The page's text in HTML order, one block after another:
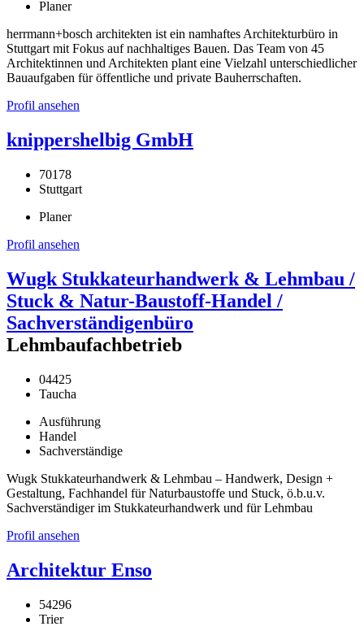
Planer
herrmann+bosch architekten ist ein namhaftes Architekturbüro in
Stuttgart mit Fokus auf nachhaltiges Bauen. Das Team von 45
Architektinnen und Architekten plant eine Vielzahl unterschiedlicher
Bauaufgaben für öffentliche und private Bauherrschaften.
Profil ansehen
knippershelbig GmbH
70178
Stuttgart
Planer
Profil ansehen
Wugk Stukkateurhandwerk & Lehmbau /
Stuck & Natur-Baustoff-Handel /
Sachverständigenbüro
Lehmbaufachbetrieb
04425
Taucha
Ausführung
Handel
Sachverständige
Wugk Stukkateurhandwerk & Lehmbau – Handwerk, Design +
Gestaltung, Fachhandel für Naturbaustoffe und Stuck, ö.b.u.v.
Sachverständiger im Stukkateurhandwerk und für Lehmbau
Profil ansehen
Architektur Enso
54296
Trier